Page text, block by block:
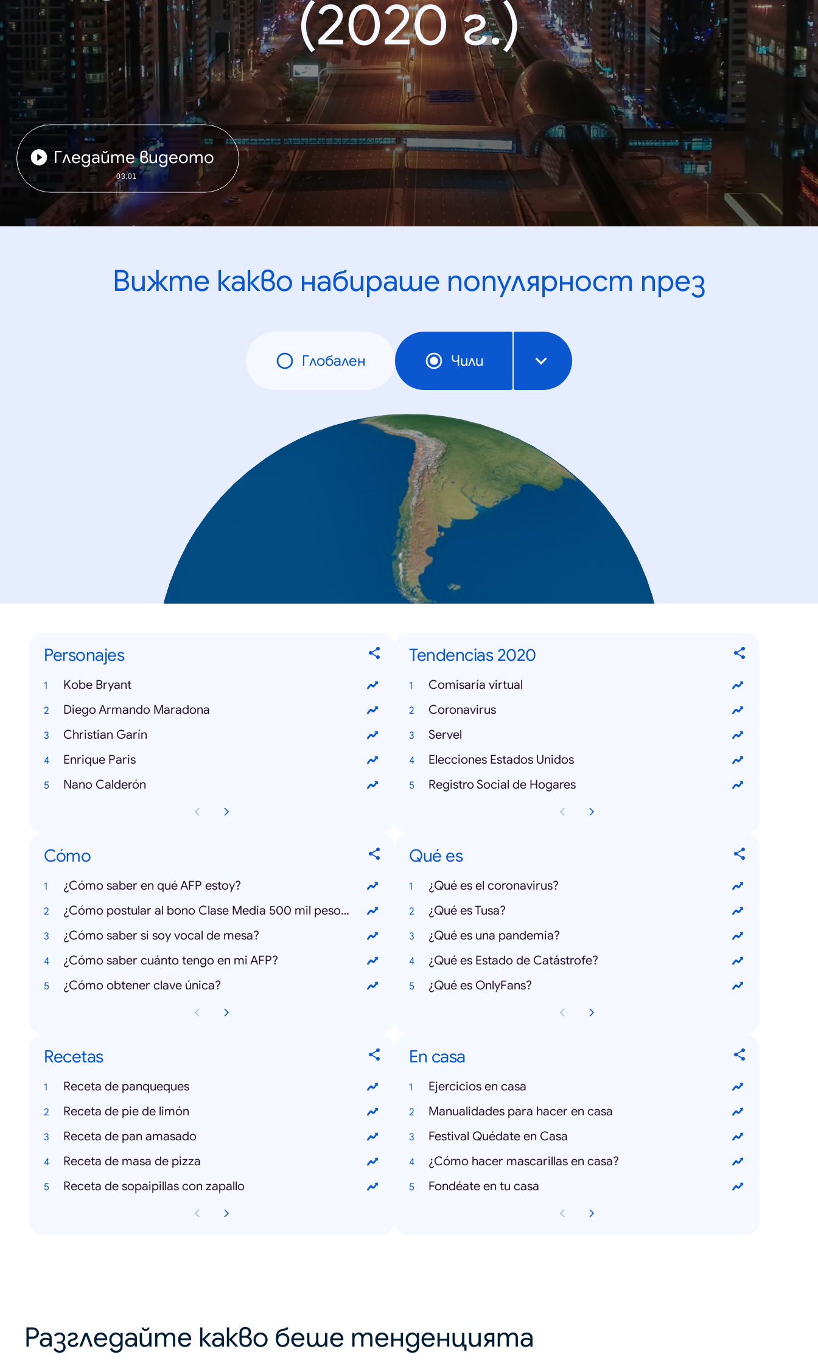
(2020 г.)
Гледайте видеото
03:01
Вижте какво набираше популярност през
Глобален Чили
Personajes
Kobe Bryant
Diego Armando Maradona
Christian Garín
Enrique Paris
Nano Calderón
Tendencias 2020
Comisaría virtual
Coronavirus
Servel
Elecciones Estados Unidos
Registro Social de Hogares
Cómo
¿Cómo saber en qué AFP estoy?
¿Cómo postular al bono Clase Media 500 mil pesos?
¿Cómo saber si soy vocal de mesa?
¿Cómo saber cuánto tengo en mi AFP?
¿Cómo obtener clave única?
Qué es
¿Qué es el coronavirus?
¿Qué es Tusa?
¿Qué es una pandemia?
¿Qué es Estado de Catástrofe?
¿Qué es OnlyFans?
Recetas
Receta de panqueques
Receta de pie de limón
Receta de pan amasado
Receta de masa de pizza
Receta de sopaipillas con zapallo
En casa
Ejercicios en casa
Manualidades para hacer en casa
Festival Quédate en Casa
¿Cómo hacer mascarillas en casa?
Fondéate en tu casa
Разгледайте какво беше тенденцията